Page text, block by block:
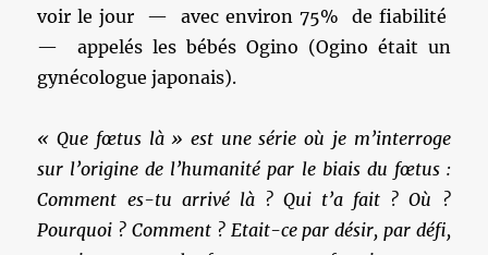
voir le jour — avec environ 75% de fiabilité
— appelés les bébés Ogino (Ogino était un
gynécologue japonais).
« Que fœtus là » est une série où je m’interroge
sur l’origine de l’humanité par le biais du fœtus :
Comment es-tu arrivé là ? Qui t’a fait ? Où ?
Pourquoi ? Comment ? Etait-ce par désir, par défi,